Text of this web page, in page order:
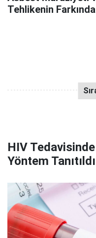
Tehlikenin Farkında
HIV
Yöntem Tanıtıldı